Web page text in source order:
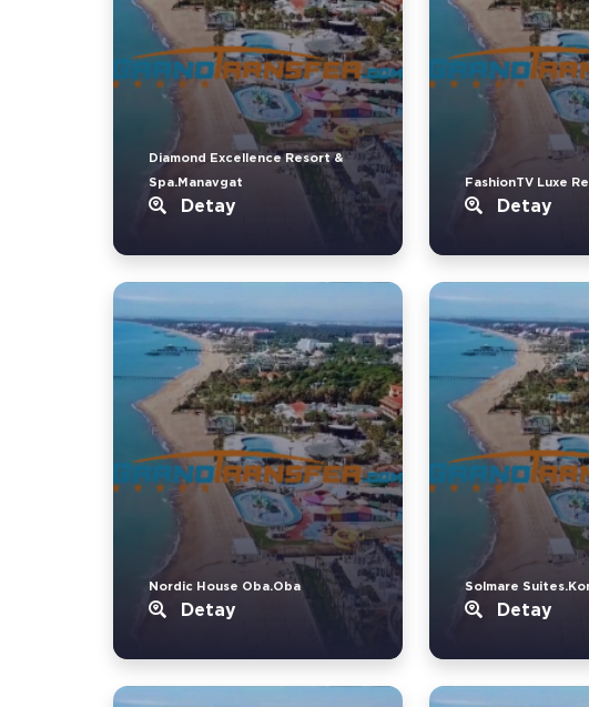
Diamond Excellence Resort &
Spa.Manavgat
Detay
FashionTV Luxe
Detay
Nordic House Oba.Oba
Detay
Solmare
Detay